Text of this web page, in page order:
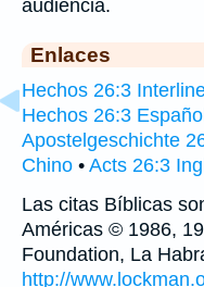
audiencia.
Enlaces
Hechos 26:3
Hechos 26:3
Apostelgeschichte
Chino • Acts 26:3
Las citas Bíblicas
Américas © 1986,
Foundation, La
http://